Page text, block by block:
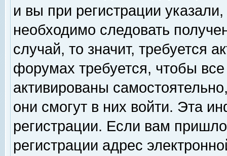
и вы при регистрации
необходимо следовать
случай, то значит, требуется
форумах требуется, чтобы
активированы
они смогут в них войти. Эта
регистрации. Если вам
регистрации адрес